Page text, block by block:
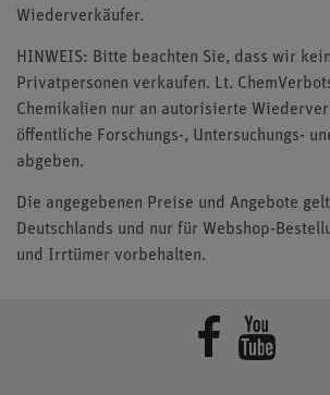
Wiederverkäufer.
HINWEIS: Bitte beachten Sie, dass wir
Privatpersonen verkaufen. Lt.
Chemikalien nur an autorisierte
öffentliche Forschungs-, Untersuchungs-
abgeben.
Die angegebenen Preise und Angebote
Deutschlands und nur für Webshop-
und Irrtümer vorbehalten.